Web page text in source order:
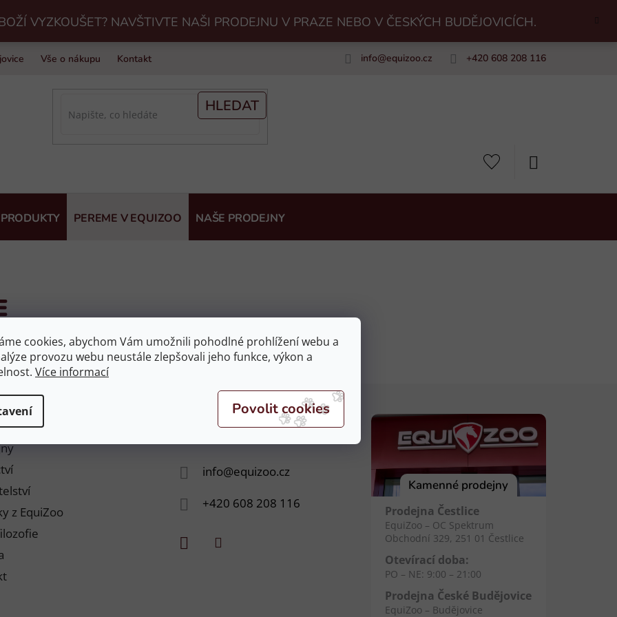
cookies, abychom Vám umožnili pohodlné prohlížení webu a
provozu webu neustále zlepšovali jeho funkce, výkon a
Více informací
VYZKOUŠET? NAVŠTIVTE NAŠI PRODEJNU V PRAZE NEBO V ČESKÝCH BUDĚJOVICÍCH.
Vše o nákupu Kontakt info@equizoo.cz +420 608 208 116
HLEDAT
PEREME V EQUIZOO NAŠE PRODEJNY
nebyly nalezeny...
z EquiZoo
info@equizoo.cz
+420 608 208 116
Kamenné prodejny
Prodejna Čestlice
EquiZoo – OC Spektrum
Obchodní 329, 251 01 Čestlice
Otevírací doba:
PO – NE: 9:00 – 21:00
Prodejna České Budějovice
EquiZoo – Budějovice